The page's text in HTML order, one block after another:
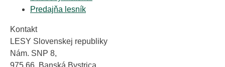
Predajňa lesník
Kontakt
LESY Slovenskej republiky
Nám. SNP 8,
975 66 Banská Bystrica